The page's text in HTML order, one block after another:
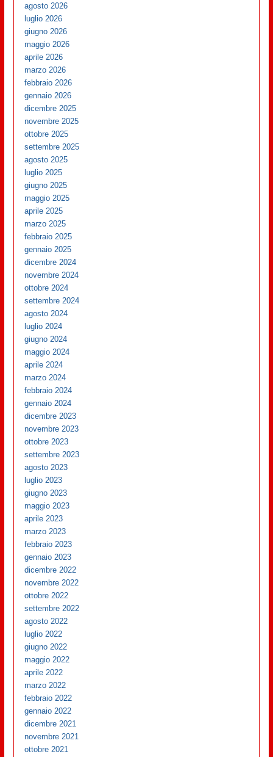
agosto 2026
luglio 2026
giugno 2026
maggio 2026
aprile 2026
marzo 2026
febbraio 2026
gennaio 2026
dicembre 2025
novembre 2025
ottobre 2025
settembre 2025
agosto 2025
luglio 2025
giugno 2025
maggio 2025
aprile 2025
marzo 2025
febbraio 2025
gennaio 2025
dicembre 2024
novembre 2024
ottobre 2024
settembre 2024
agosto 2024
luglio 2024
giugno 2024
maggio 2024
aprile 2024
marzo 2024
febbraio 2024
gennaio 2024
dicembre 2023
novembre 2023
ottobre 2023
settembre 2023
agosto 2023
luglio 2023
giugno 2023
maggio 2023
aprile 2023
marzo 2023
febbraio 2023
gennaio 2023
dicembre 2022
novembre 2022
ottobre 2022
settembre 2022
agosto 2022
luglio 2022
giugno 2022
maggio 2022
aprile 2022
marzo 2022
febbraio 2022
gennaio 2022
dicembre 2021
novembre 2021
ottobre 2021